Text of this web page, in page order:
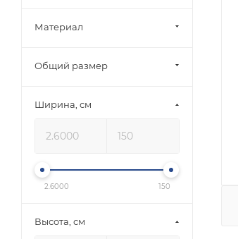
Материал
Общий размер
Ширина, см
2.6000 150
Высота, см